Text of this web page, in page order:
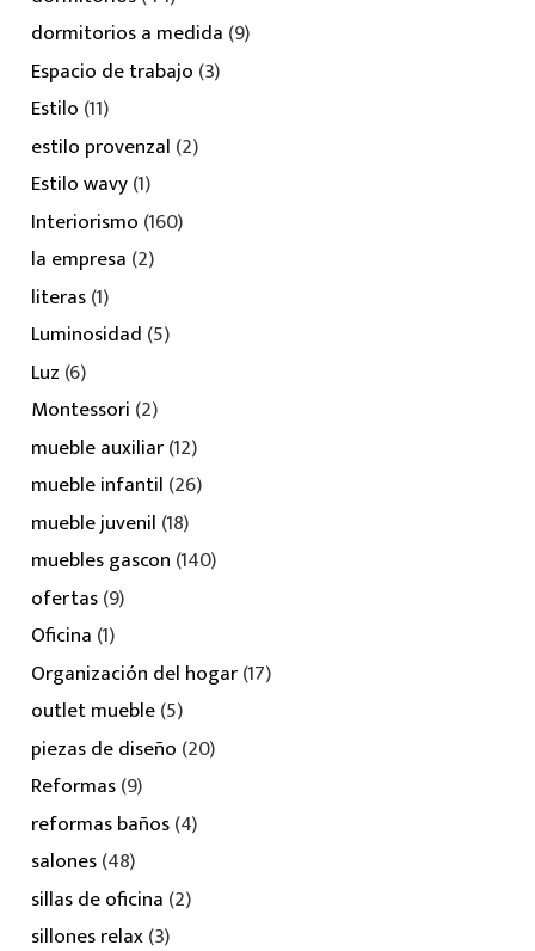
dormitorios a medida (9)
Espacio de trabajo (3)
Estilo (11)
estilo provenzal (2)
Estilo wavy(1)
Interiorismo (160)
la empresa (2)
literas(1)
Luminosidad (5)
Luz (6)
Montessori (2)
mueble auxiliar(12)
mueble infantil (26)
mueble juvenil (18)
muebles gascon (140)
ofertas(9)
Oficina (1)
Organización del hogar(17)
outlet mueble(5)
piezas de diseño (20)
Reformas(9)
reformas baños(4)
salones(48)
sillas de oficina (2)
sillones relax(3)